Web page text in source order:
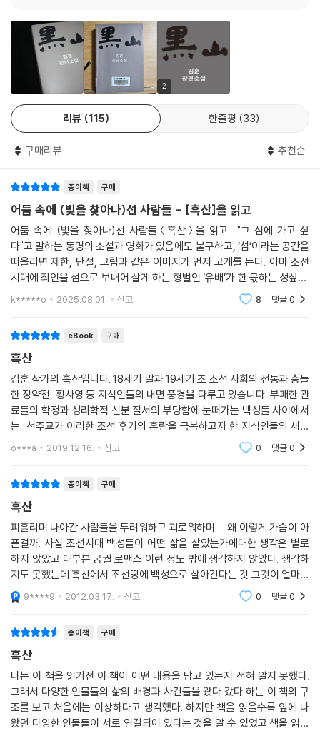
정약전은 생각한다
웃으면서 목이 잘린 동생 정약종의 죽음은 몇 달 전의 일이었지만, 전생의
꿈처럼 멀어졌고 멀수록 더욱 선명했다. 한때의 황홀했던 생각들을 버리
고, 남을 끌어들여서 보존한 나의 목숨으로 이 세속의 땅 위에서 좀 더 머무
는 것은 천주를 배반하는 것인가. 어째서 배반으로서만 삶은 가능한 것인
가. 죽은 약종이 말했듯이, 나에게는 애초에 믿음이 없었으니 배반도 없는
것인가. 그런가, 아닌가.
---p.18, 정약전이 정약종의 죽음을 회고하는 장면
서는 ‘해도 진인’이 도래하여 새 세상을 연다는 '정감록' 사상이 유포되고
있었다. 서양 문물과 함께 유입된 천주교는 이러한 조선 후기의 혼란을 극
복하고자 한 지식인들의 새로운 대안이었던 셈이다. 작가 김훈은 천주교에
연루된 정약전과 그의 조카사위이자 조선 천주교회 지도자인 황사영의 삶
과 죽음에 방점을 찍고 『흑산』을 전개한다. 정약전은 한때 세상 너머를 엿
보았으나 다시 세상으로 돌아온 배반의 삶을 살았다. 그는 유배지 흑산 바
다에서 눈앞의 물고기를 들여다보며 실증적인 어류생태학 서적 '자산어
와 이념에 맞섰다. 조정의 체포망을 피해 숨은 제천 배론 산골에서 그는 ‘황
천삼백여 글자로 이루어진 이 글에서 황사영은 박해의 참상을 고발하고 낡
은 조선을 쓰러뜨릴 새로운 천주의 세상을 열어달라고 호소했다. 그리고 1
801년 11월 배론 토굴에서 사로잡힌 그는 ‘대역부도’의 죄명으로 능지처참
된다.
『흑산』, 20여 명의 등장인물
얽히고설킨 삶과 인연의 고리를 이루다
『흑산』을 쓰기 위해 김훈 작가는 집을 떠나 올해 4월 경기 안산시 선감도
에 들어갔고, 칩거 5개월 만에 원고지 1,135매 분량으로 탈고했다. 이제까
지 펴낸 소설 중 가장 긴 분량이다. 연필로 한 자 한 자 밀어내며 쓴 지난한
과정 가운데 틈틈이 흑산도, 경기 화성시 남양 성모성지, 충북 제천시 배론
성지 등을 답사했다.『비변사등록』등 사료와 천주교사 연구서 등 책 뒤에
붙은 참고 문헌은 작가가 당시를 그리기 위해 쏟은 고투를 보여준다.
『흑산』의 등장인물들은 20여 명이 넘는다. 이 또한 김훈 소설 가운데 최다
인, 중인, 하급 관원, 마부, 어부, 노비 등 각 계층의 생생한 캐릭터들이 엮
어가는 이야기가 『흑산』의 장관을 이루는 또 다른 축이다. 천주교도들을
도륙하라며 다급히 자교를 내리는 대왕대비 김씨, 황사영을 체포하기 위해
전직 포도청 비장 박차돌을 이용하는 우포도대장 이판수, 유배지 흑산에서
왕과도 같은 권력을 휘두르는 수군진 별장 오칠구 등이 전통과 근왕주의적
질서를 지탱하려는 인물이다. 반면 어부 장팔수를 비롯해 조 풍헌, 정약전
형제의 맏형 정약현 집안의 면천 노비로서 황사영을 돕는 김개동과 육손이
등은 조선 후기 신분 질서의 해체상과 혼돈을 드러내는 인물들이다. 실제
와 강사녀 등의 헌신으로 형상화된다.
특히 마부 마노리는 북경 사행을 따른 길잡이의 경험으로 북경 교회와 황
사영을 잇는 밀사로서 중요한 역할을 맡고 있다. 또한 배교한 천주교도이
자 전직 포도청 비장 박차돌이 이중 첩자로서 쫓는 자와 쫓기는 자를 오가
며 벌이는 역할과 여동생 박한녀와의 비극적인 해후와 이별은 극적 긴장감
2
리뷰 115 한줄평 33
구매리뷰 추천순
종이책 구매
어둠 속에 (빛을 찾아나)선 사람들 - [흑산]을 읽고
어둠 속에 (빛을 찾아나)선 사람들＜흑산＞을 읽고 "그 섬에 가고 싶
다"고 말하는 동명의 소설과 영화가 있음에도 불구하고, ‘섬’이라는 공간을
떠올리면 제한, 단절, 고립과 같은 이미지가 먼저 고개를 든다. 아마 조선
시대에 죄인을 섬으로 보내어 살게 하는 형벌인 ‘유배’가 한 몫하는 성싶다.
김훈 작가의 소설 ＜흑산＞을 읽고 나니 섬의 장소성과 더불어 그 섬을 삶
k*****o 2025.08.01. 신고 8 댓글0
eBook 구매
흑산
김훈 작가의 흑산입니다. 18세기 말과 19세기 초 조선 사회의 전통과 충돌
한 정약전, 황사영 등 지식인들의 내면 풍경을 다루고 있습니다. 부패한 관
료들의 학정과 성리학적 신분 질서의 부당함에 눈떠가는 백성들 사이에서
는 천주교가 이러한 조선 후기의 혼란을 극복하고자 한 지식인들의 새로
운 대안이었습니다. 천주교에 연루된 정약전과 그의 조카사위이자 조선 천
o***a 2019.12.16. 신고 0 댓글0
종이책 구매
흑산
피흘리며 나아간 사람들을 두려워하고 괴로워하며 왜 이렇게 가슴이 아
픈걸까. 사실 조선시대 백성들이 어떤 삶을 살았는가에대한 생각은 별로
하지 않았고 대부분 궁궐 로맨스 이런 정도 밖에 생각하지 않았다. 생각하
지도 못했는데 흑산에서 조선땅에 백성으로 살아간다는 것 그것이 얼마나
힘들고 그리고 얼마나 힘이들었으면 죽는 줄 알면서도 천주에 대한 믿음과
소망을
9****9 2012.03.17. 신고 0 댓글0
종이책 구매
흑산
나는 이 책을 읽기전 이 책이 어떤 내용을 담고 있는지 전혀 알지 못했다.
그래서 다양한 인물들의 삶의 배경과 사건들을 왔다 갔다 하는 이 책의 구
조를 보고 처음에는 이상하다고 생각했다. 하지만 책을 읽을수록 앞에 나
왔던 다양한 인물들이 서로 연결되어 있다는 것을 알 수 있었고 책을 읽을